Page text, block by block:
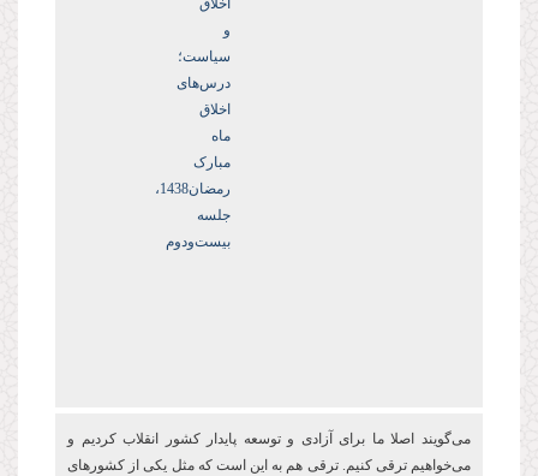
اخلاق
و
سیاست؛
درس‌های
اخلاق
ماه
مبارک
رمضان1438،
جلسه
بیست‌ودوم
می‌گویند اصلا ما برای آزادی و توسعه پایدار کشور انقلاب کردیم و
می‌خواهیم ترقی کنیم. ترقی هم به این است که مثل یکی از کشورهای